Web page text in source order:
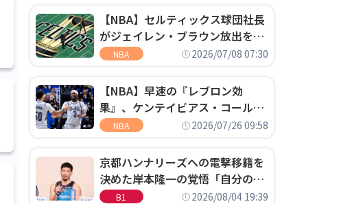
決定
【NBA】セルティックス球団社長
がジェイレン・ブラウン放出を説
明「キャップの70％が2人の選手
NBA 2026/07/08 07:30
【NBA】早速の『レブロン効
果』、ケンテイビアス・コールド
ウェル・ポープがセブンティシク
NBA 2026/07/26 09:58
京都ハンナリーズへの電撃移籍を
決めた岸本隆一の覚悟「自分のエ
ゴというちっぽけなことのため
B1 2026/08/04 19:39